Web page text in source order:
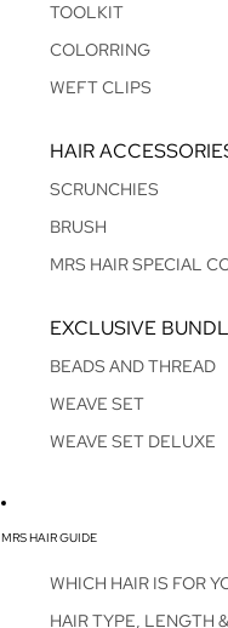
TOOLKIT
COLORRING
WEFT CLIPS
HAIR
SCRUNCHIES
BRUSH
MRS HAIR SPECIAL
EXCLUSIVE
BEADS AND THREAD
WEAVE SET
WEAVE SET DELUXE
MRS HAIR GUIDE
WHICH HAIR IS FOR
HAIR TYPE, LENGTH